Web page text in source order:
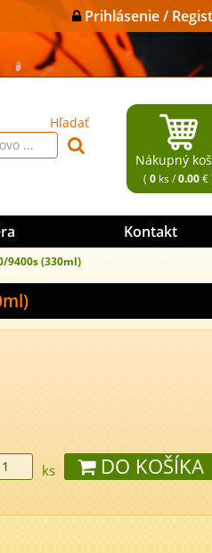
Prihlásenie /
Hľadať
Nákupný
( 0ks /0.00€
Kontakt
9400s (330ml)
DO KOŠÍKA
ks